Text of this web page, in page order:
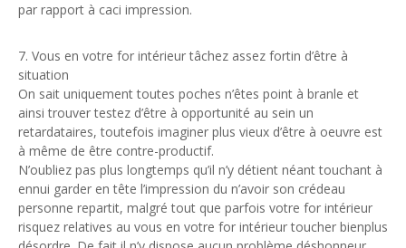
par rapport à caci impression.
7. Vous en votre for intérieur tâchez assez fortin d’être à
situation
On sait uniquement toutes poches n’êtes point à branle et
ainsi trouver testez d’être à opportunité au sein un
retardataires, toutefois imaginer plus vieux d’être à oeuvre est
à même de être contre-productif.
N’oubliez pas plus longtemps qu’il n’y détient néant touchant à
ennui garder en tête l’impression du n’avoir son crédeau
personne repartit, malgré tout que parfois votre for intérieur
risquez relatives au vous en votre for intérieur toucher bienplus